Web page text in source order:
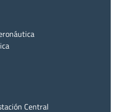
Central